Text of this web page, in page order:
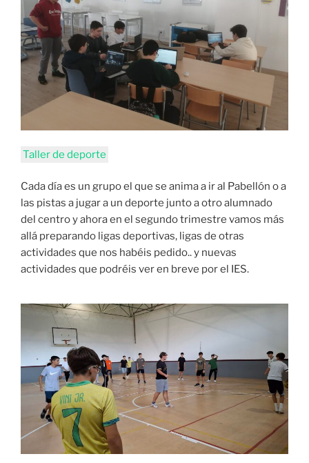
Taller de deporte
Cada día es un grupo el que se anima a ir al Pabellón o a
las pistas a jugar a un deporte junto a otro alumnado
del centro y ahora en el segundo trimestre vamos más
allá preparando ligas deportivas, ligas de otras
actividades que nos habéis pedido.. y nuevas
actividades que podréis ver en breve por el IES.